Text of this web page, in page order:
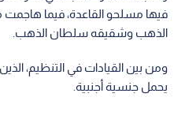
فيها مسلحو القاعدة، فيما
الذهب وشقيقه سلطان الذهب.
ومن بين القيادات في التنظيم، الذين
يحمل جنسية أجنبية.